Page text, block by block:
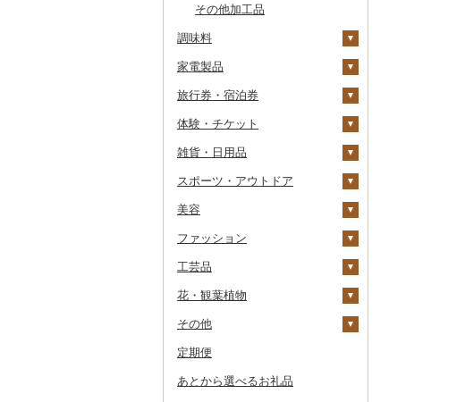
ジャム
その他缶詰・瓶詰
その他加工品
調味料
砂糖
塩
醤油
味噌
酢
だし
食用油
オリーブオイル
ごま油
はちみつ
ドレッシング
その他調味料
ケチャップ
家電製品
季節・空調家電
キッチン家電
照明器具
パソコン・周辺機器
TV・オーディオ・カメラ
美容・健康家電
カー用品
時計
その他家電
旅行券・宿泊券
旅行券
JTBふるさと旅行クー
その他旅行券
宿泊券
体験・チケット
PayPay商品券
食事券
温泉・サウナ・スパ利用
券
雑貨・日用品
家具・インテリア
机・テーブル
その他家具・インテリ
寝具
布団
毛布
タオルケット
タオル
その他タオル
文房具・印鑑
ボールペン
ノート・ファイル
その他文房具
食器
グラス・カップ
箸
キッチン用品
フライパン
日用品
洗剤
楽器・器材
スポーツ・アウトドア
ゴルフ
ゴルフボール
ゴルフウェア
その他ゴルフ
釣り
サイクリング
アウトドア・キャンプ
その他スポーツ
その他スポーツ
美容
スキンケア
洗顔
その他スキンケア
シャンプー・リンス
石鹸・ボディーソープ
入浴剤
アロマ
プロテイン
ファッション
鞄・バッグ
トートバッグ・ショル
ツケース
その他鞄・バッグ
洋服
女性・レディース
子供・ベビー
和服
靴・履物
靴・シューズ
アクセサリー
工芸品
織物
本場奄美大島紬
陶器・漆器
唐津焼
その他装飾品・工芸品
数珠
花・観葉植物
観葉植物・苗木
花
胡蝶蘭
盆栽・その他
その他
地域サービス
その他
定期便
あとから選べるお礼品